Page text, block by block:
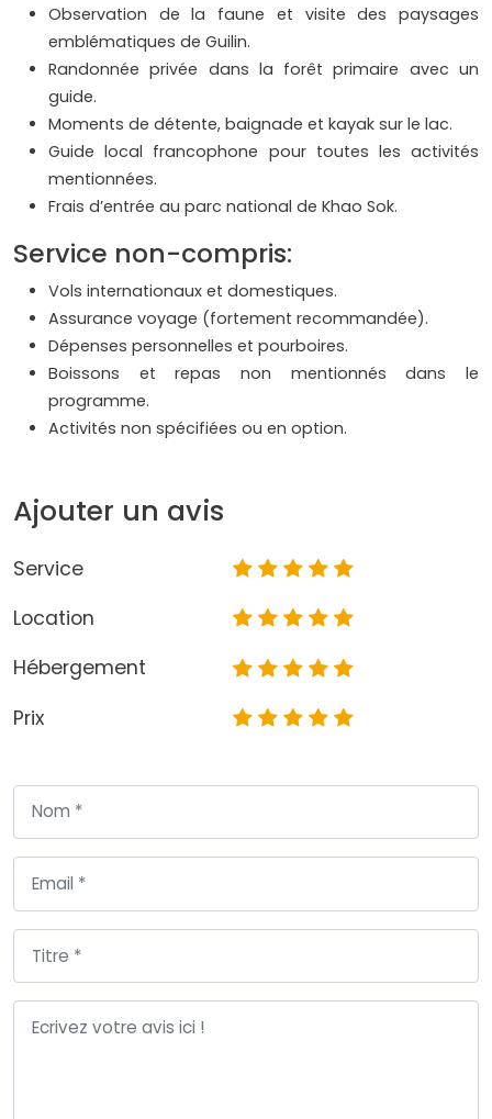
Observation de la faune et visite des paysages
emblématiques de Guilin.
Randonnée privée dans la forêt primaire avec un
guide.
Moments de détente, baignade et kayak sur le lac.
Guide local francophone pour toutes les activités
mentionnées.
Frais d’entrée au parc national de Khao Sok.
Service non-compris:
Vols internationaux et domestiques.
Assurance voyage (fortement recommandée).
Dépenses personnelles et pourboires.
Boissons et repas non mentionnés dans le
programme.
Activités non spécifiées ou en option.
Ajouter un avis
Service
Location
Hébergement
Prix